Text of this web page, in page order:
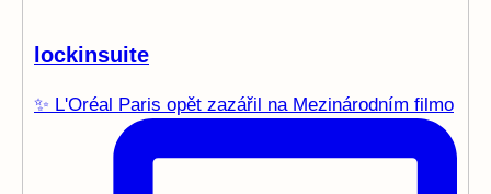
lockinsuite
✨ L'Oréal Paris opět zazářil na Mezinárodním filmo